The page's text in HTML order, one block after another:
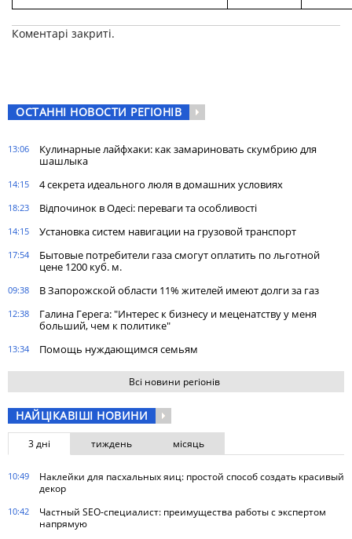
Коментарі закриті.
ОСТАННІ НОВОСТИ РЕГІОНІВ
13:06
Кулинарные лайфхаки: как замариновать скумбрию для
шашлыка
14:15 4 секрета идеального люля в домашних условиях
18:23 Відпочинок в Одесі: переваги та особливості
14:15 Установка систем навигации на грузовой транспорт
17:54
Бытовые потребители газа cмогут оплатить по льготной
цене 1200 куб. м.
09:38 В Запорожской области 11% жителей имеют долги за газ
12:38
Галина Герега: "Интерес к бизнесу и меценатству у меня
больший, чем к политике"
13:34 Помощь нуждающимся семьям
Всі новини регіонів
НАЙЦІКАВІШІ НОВИНИ
3 дні тиждень місяць
10:49
Наклейки для пасхальных яиц: простой способ создать красивый
декор
10:42
Частный SEO-специалист: преимущества работы с экспертом
напрямую